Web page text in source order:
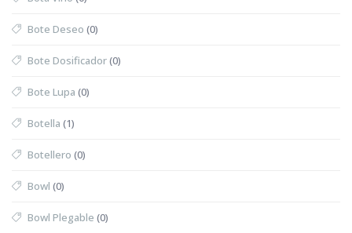
Bote Deseo (0)
Bote Dosificador(0)
Bote Lupa (0)
Botella (1)
Botellero (0)
Bowl (0)
Bowl Plegable (0)